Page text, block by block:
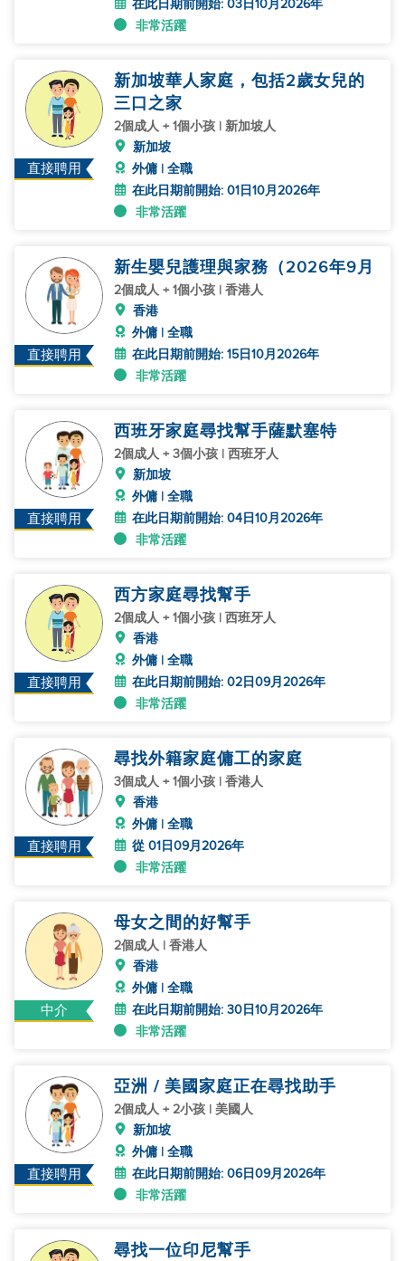
在此日期前開始: 03日10月2026年
非常活躍
直接聘用
新加坡華人家庭，包括2歲女兒的
三口之家
2個成人 + 1個小孩 | 新加坡人
新加坡
外傭 | 全職
在此日期前開始: 01日10月2026年
非常活躍
直接聘用
新生嬰兒護理與家務（2026年9月
2個成人 + 1個小孩 | 香港人
香港
外傭 | 全職
在此日期前開始: 15日10月2026年
非常活躍
直接聘用
西班牙家庭尋找幫手薩默塞特
2個成人 + 3個小孩 | 西班牙人
新加坡
外傭 | 全職
在此日期前開始: 04日10月2026年
非常活躍
直接聘用
西方家庭尋找幫手
2個成人 + 1個小孩 | 西班牙人
香港
外傭 | 全職
在此日期前開始: 02日09月2026年
非常活躍
直接聘用
尋找外籍家庭傭工的家庭
3個成人 + 1個小孩 | 香港人
香港
外傭 | 全職
從 01日09月2026年
非常活躍
中介
母女之間的好幫手
2個成人 | 香港人
香港
外傭 | 全職
在此日期前開始: 30日10月2026年
非常活躍
直接聘用
亞洲 / 美國家庭正在尋找助手
2個成人 + 2小孩 | 美國人
新加坡
外傭 | 全職
在此日期前開始: 06日09月2026年
非常活躍
尋找一位印尼幫手